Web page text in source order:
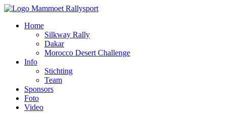
Home
Silkway Rally
Dakar
Morocco Desert Challenge
Info
Stichting
Team
Sponsors
Foto
Video